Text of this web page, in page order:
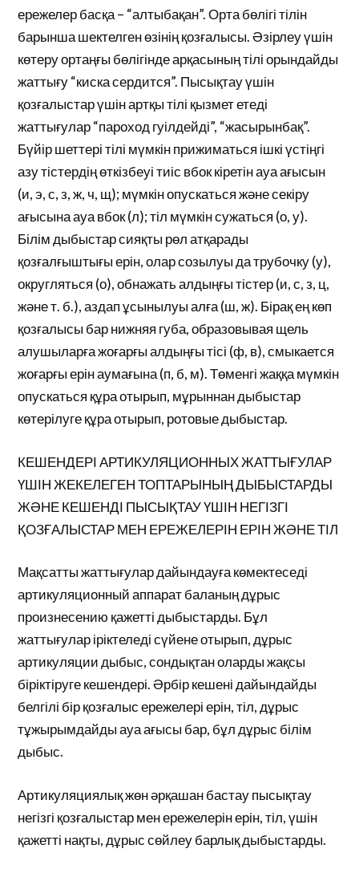
ережелер басқа – “алтыбақан”. Орта бөлігі тілін
барынша шектелген өзінің қозғалысы. Әзірлеу үшін
көтеру ортаңғы бөлігінде арқасының тілі орындайды
жаттығу “киска сердится”. Пысықтау үшін
қозғалыстар үшін артқы тілі қызмет етеді
жаттығулар “пароход гуілдейді”, “жасырынбақ”.
Бүйір шеттері тілі мүмкін прижиматься ішкі үстіңгі
азу тістердің өткізбеуі тиіс вбок кіретін ауа ағысын
(и, э, с, з, ж, ч, щ); мүмкін опускаться және секіру
ағысына ауа вбок (л); тіл мүмкін сужаться (о, у).
Білім дыбыстар сияқты рөл атқарады
қозғалғыштығы ерін, олар созылуы да трубочку (у),
округляться (о), обнажать алдыңғы тістер (и, с, з, ц,
және т. б.), аздап ұсынылуы алға (ш, ж). Бірақ ең көп
қозғалысы бар нижняя губа, образовывая щель
алушыларға жоғарғы алдыңғы тісі (ф, в), смыкается
жоғарғы ерін аумағына (п, б, м). Төменгі жаққа мүмкін
опускаться құра отырып, мұрыннан дыбыстар
көтерілуге құра отырып, ротовые дыбыстар.
КЕШЕНДЕРІ АРТИКУЛЯЦИОННЫХ ЖАТТЫҒУЛАР
ҮШІН ЖЕКЕЛЕГЕН ТОПТАРЫНЫҢ ДЫБЫСТАРДЫ
ЖӘНЕ КЕШЕНДІ ПЫСЫҚТАУ ҮШІН НЕГІЗГІ
ҚОЗҒАЛЫСТАР МЕН ЕРЕЖЕЛЕРІН ЕРІН ЖӘНЕ ТІЛ
Мақсатты жаттығулар дайындауға көмектеседі
артикуляционный аппарат баланың дұрыс
произнесению қажетті дыбыстарды. Бұл
жаттығулар іріктеледі сүйене отырып, дұрыс
артикуляции дыбыс, сондықтан оларды жақсы
біріктіруге кешендері. Әрбір кешені дайындайды
белгілі бір қозғалыс ережелері ерін, тіл, дұрыс
тұжырымдайды ауа ағысы бар, бұл дұрыс білім
дыбыс.
Артикуляциялық жөн әрқашан бастау пысықтау
негізгі қозғалыстар мен ережелерін ерін, тіл, үшін
қажетті нақты, дұрыс сөйлеу барлық дыбыстарды.